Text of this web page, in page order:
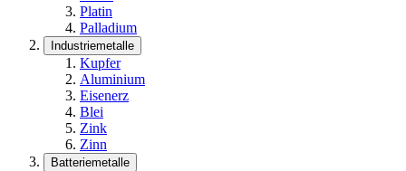
Platin
Palladium
Industriemetalle
Kupfer
Aluminium
Eisenerz
Blei
Zink
Zinn
Batteriemetalle